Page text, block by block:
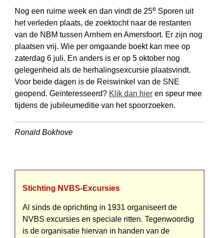
Nog een ruime week en dan vindt de 25e Sporen uit
het verleden plaats, de zoek­tocht naar de restanten
van de NBM tussen Arnhem en Amersfoort. Er zijn nog
plaatsen vrij. Wie per omgaande boekt kan mee op
zaterdag 6 juli. En anders is er op 5 oktober nog
gelegenheid als de herhalingsexcursie plaatsvindt.
Voor beide dagen is de Reiswinkel van de SNE
geopend. Geïnteresseerd? Klik dan hier en speur mee
tijdens de jubileumeditie van het spoorzoeken.
Ronald Bokhove
Stichting NVBS-Excursies
Al sinds de oprichting in 1931 organiseert de
NVBS excursies en speciale ritten. Tegenwoordig
is de organisatie hiervan in handen van de